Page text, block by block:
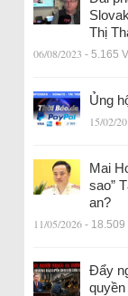
Thị
06/08/2023 - 5.165
Ủng
15/02/
Mai
sao”
an?
11/05/2026 - 18.509
Đẩy